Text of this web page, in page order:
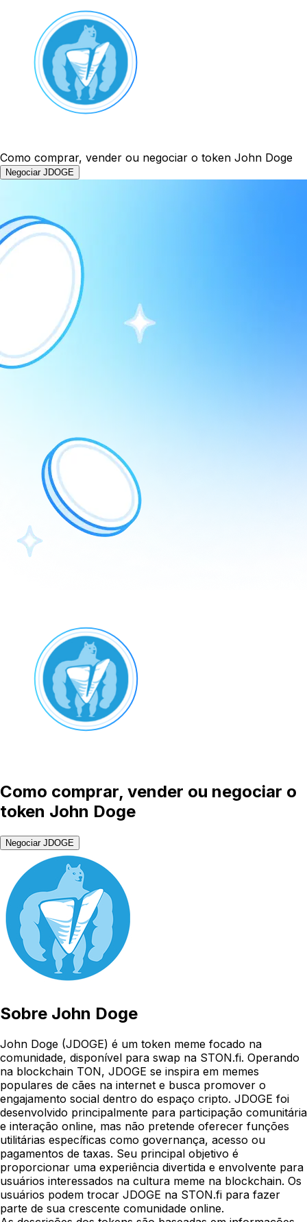
Como comprar, vender ou negociar o token John Doge
Negociar JDOGE
Como comprar, vender ou negociar o
token John Doge
Negociar JDOGE
Sobre John Doge
John Doge (JDOGE) é um token meme focado na
comunidade, disponível para swap na STON.fi. Operando
na blockchain TON, JDOGE se inspira em memes
populares de cães na internet e busca promover o
engajamento social dentro do espaço cripto. JDOGE foi
desenvolvido principalmente para participação comunitária
e interação online, mas não pretende oferecer funções
utilitárias específicas como governança, acesso ou
pagamentos de taxas. Seu principal objetivo é
proporcionar uma experiência divertida e envolvente para
usuários interessados na cultura meme na blockchain. Os
usuários podem trocar JDOGE na STON.fi para fazer
parte de sua crescente comunidade online.